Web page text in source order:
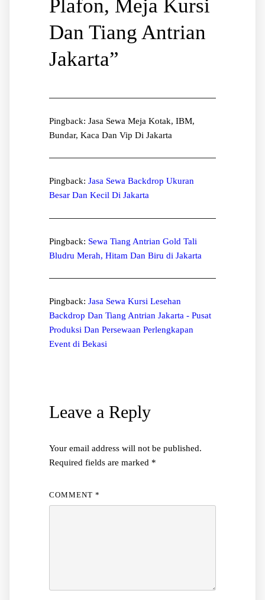
Plafon, Meja Kursi
Dan Tiang Antrian
Jakarta”
Pingback: Jasa Sewa Meja Kotak, IBM,
Bundar, Kaca Dan Vip Di Jakarta
Pingback: Jasa Sewa Backdrop Ukuran
Besar Dan Kecil Di Jakarta
Pingback: Sewa Tiang Antrian Gold Tali
Bludru Merah, Hitam Dan Biru di Jakarta
Pingback: Jasa Sewa Kursi Lesehan
Backdrop Dan Tiang Antrian Jakarta - Pusat
Produksi Dan Persewaan Perlengkapan
Event di Bekasi
Leave a Reply
Your email address will not be published.
Required fields are marked *
COMMENT *